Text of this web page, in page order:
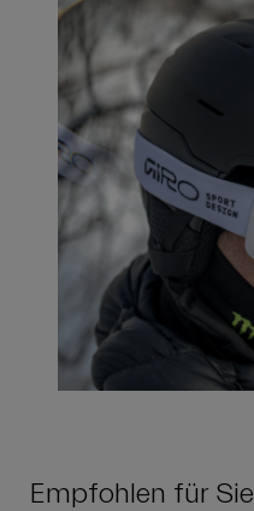
Empfohlen für Sie